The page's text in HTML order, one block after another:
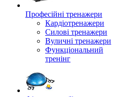
Професійні тренажери
Кардіотренажери
Силові тренажери
Вуличні тренажери
Функціональний
тренінг